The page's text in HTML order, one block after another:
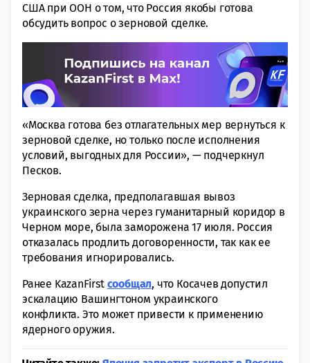
США при ООН о том, что Россия якобы готова
обсудить вопрос о зерновой сделке.
«Москва готова без отлагательных мер вернуться к
зерновой сделке, но только после исполнения
условий, выгодных для России», — подчеркнул
Песков.
Зерновая сделка, предполагавшая вывоз
украинского зерна через гуманитарный коридор в
Черном море, была заморожена 17 июля. Россия
отказалась продлить договоренности, так как ее
требования игнорировались.
Ранее KazanFirst сообщал, что Косачев допустил
эскалацию Вашингтоном украинского
конфликта. Это может привести к применению
ядерного оружия.